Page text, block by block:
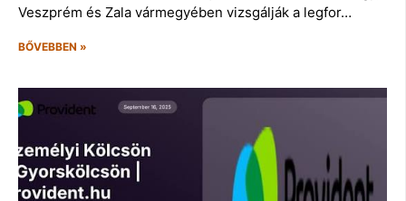
Veszprém és Zala vármegyében vizsgálják a legfor…
BŐVEBBEN »